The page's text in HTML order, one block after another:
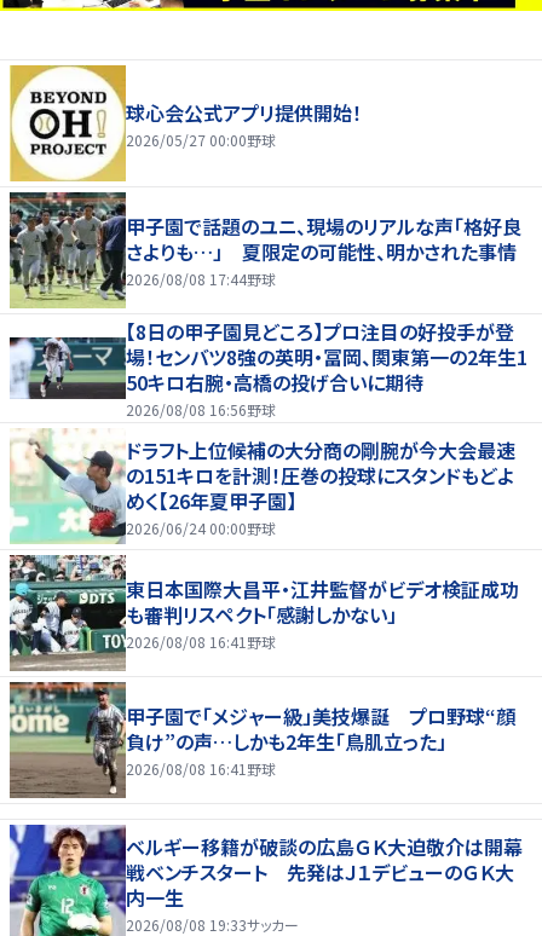
球心会公式アプリ提供開始！
2026/05/27 00:00野球
甲子園で話題のユニ、現場のリアルな声「格好良
さよりも…」 夏限定の可能性、明かされた事情
2026/08/08 17:44野球
【8日の甲子園見どころ】プロ注目の好投手が登
場！センバツ8強の英明・冨岡、関東第一の2年生1
50キロ右腕・高橋の投げ合いに期待
2026/08/08 16:56野球
ドラフト上位候補の大分商の剛腕が今大会最速
の151キロを計測！圧巻の投球にスタンドもどよ
めく【26年夏甲子園】
2026/06/24 00:00野球
東日本国際大昌平・江井監督がビデオ検証成功
も審判リスペクト「感謝しかない」
2026/08/08 16:41 野球
甲子園で「メジャー級」美技爆誕 プロ野球“顔
負け”の声…しかも2年生「鳥肌立った」
2026/08/08 16:41 野球
ベルギー移籍が破談の広島ＧＫ大迫敬介は開幕
戦ベンチスタート 先発はＪ１デビューのＧＫ大
内一生
2026/08/08 19:33サッカー